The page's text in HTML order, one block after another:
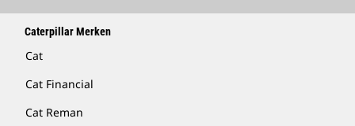
Caterpillar Merken
Cat
Cat Financial
Cat Reman